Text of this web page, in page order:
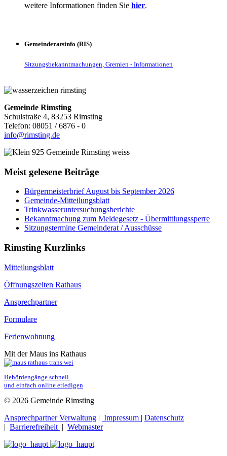
weitere Informationen finden Sie hier.
Gemeinderatsinfo (RIS)
Sitzungsbekanntmachungen, Gremien - Informationen
Gemeinde Rimsting
Schulstraße 4, 83253 Rimsting
Telefon: 08051 / 6876 - 0
info@rimsting.de
Meist gelesene Beiträge
Bürgermeisterbrief August bis September 2026
Gemeinde-Mitteilungsblatt
Trinkwasseruntersuchungsberichte
Bekanntmachung zum Meldegesetz - Übermittlungssperre
Sitzungstermine Gemeinderat / Ausschüsse
Rimsting Kurzlinks
Mitteilungsblatt
Öffnungszeiten Rathaus
Ansprechpartner
Formulare
Ferienwohnung
Mit der Maus ins Rathaus
Behördengänge schnell
und einfach online erledigen
© 2026 Gemeinde Rimsting
Ansprechpartner Verwaltung | Impressum | Datenschutz
| Barrierefreiheit | Webmaster